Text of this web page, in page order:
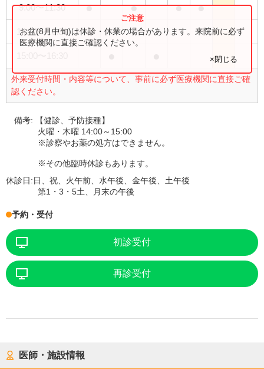
9:00〜11:30 ● ● ● ●
14:00〜16:30 ●
外来受付時間・内容等について、事前に必ず医療機関に直接ご確
認ください。
お盆(8月中旬)は休診・休業の場合があります。来院前に必ず
医療機関に直接ご確認ください。
×閉じる
備考:
【健診、予防接種】
火曜・木曜 14:00～15:00
※診察やお薬の処方はできません。
※その他臨時休診もあります。
休診日:日、祝、火午前、水午後、金午後、土午後
第1・3・5土、月末の午後
予約・受付
初診受付
再診受付
医師・施設情報